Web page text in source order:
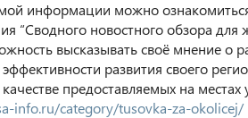
информации можно
“Сводного новостного обзора
высказывать своё мнение о
развития своего
предоставляемых на
info.ru/category/tusovka-za-okolicej/